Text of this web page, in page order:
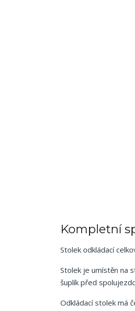
Kompletní
Stolek odkládací
Stolek je umístěn na
šuplík před
Odkládací stolek má